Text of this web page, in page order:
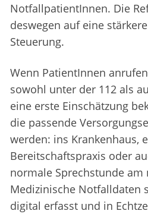
NotfallpatientInnen. Die
deswegen auf eine
Steuerung.
Wenn PatientInnen
sowohl unter der 112 als
eine erste Einschätzung
die passende
werden: ins Krankenhaus,
Bereitschaftspraxis oder
normale Sprechstunde am
Medizinische Notfalldaten
digital erfasst und in